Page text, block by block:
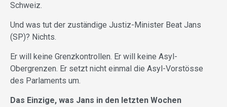
Schweiz.
Und was tut der zuständige Justiz-Minister Beat Jans
(SP)? Nichts.
Er will keine Grenzkontrollen. Er will keine Asyl-
Obergrenzen. Er setzt nicht einmal die Asyl-Vorstösse
des Parlaments um.
Das Einzige, was Jans in den letzten Wochen